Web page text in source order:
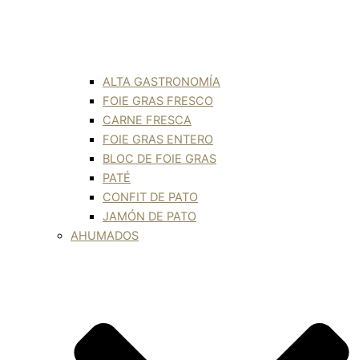
ALTA GASTRONOMÍA
FOIE GRAS FRESCO
CARNE FRESCA
FOIE GRAS ENTERO
BLOC DE FOIE GRAS
PATÉ
CONFIT DE PATO
JAMÓN DE PATO
AHUMADOS